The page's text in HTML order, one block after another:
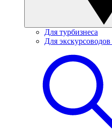
Для турбизнеса
Для